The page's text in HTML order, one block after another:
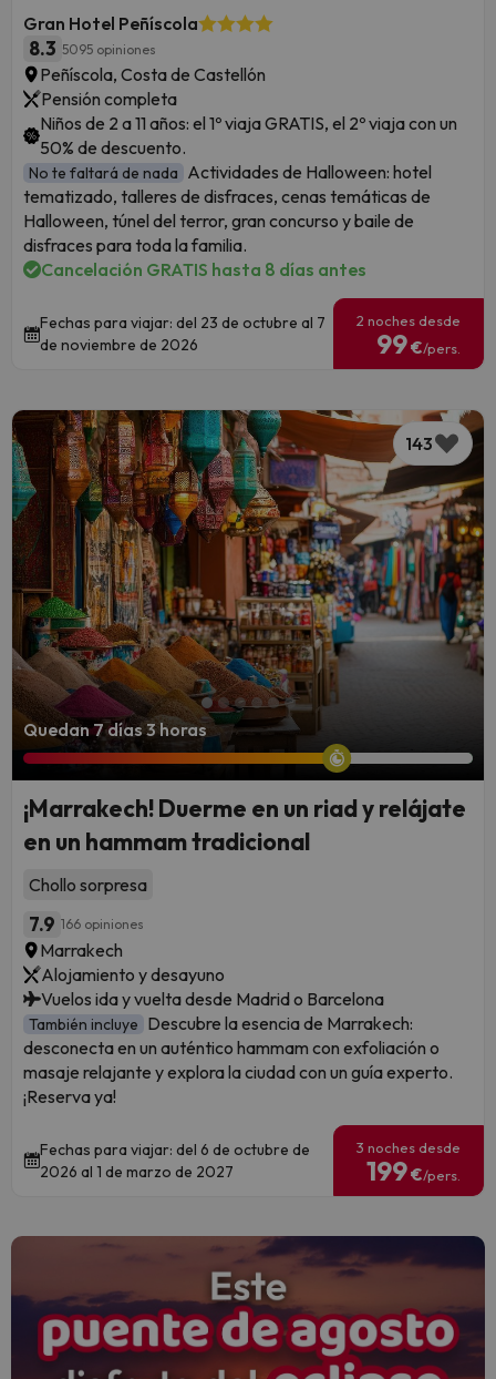
Gran Hotel Peñíscola
8.3 5095 opiniones
Peñíscola, Costa de Castellón
Pensión completa
Niños de 2 a 11 años: el 1º viaja GRATIS, el 2º viaja con un
50% de descuento.
No te faltará de nada Actividades de Halloween: hotel
tematizado, talleres de disfraces, cenas temáticas de
Halloween, túnel del terror, gran concurso y baile de
disfraces para toda la familia.
Cancelación GRATIS hasta 8 días antes
Fechas para viajar: del 23 de octubre al 7
de noviembre de 2026
2 noches desde
99€/pers.
143
Quedan 7 días 3 horas
¡Marrakech! Duerme en un riad y relájate
en un hammam tradicional
Chollo sorpresa
7.9 166 opiniones
Marrakech
Alojamiento y desayuno
Vuelos ida y vuelta desde Madrid o Barcelona
También incluye Descubre la esencia de Marrakech:
desconecta en un auténtico hammam con exfoliación o
masaje relajante y explora la ciudad con un guía experto.
¡Reserva ya!
Fechas para viajar: del 6 de octubre de
2026 al 1 de marzo de 2027
3 noches desde
199€/pers.